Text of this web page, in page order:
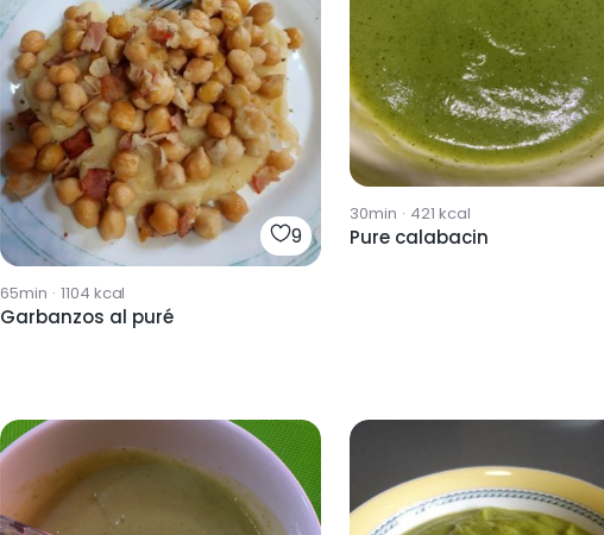
9
65min · 1104 kcal
Garbanzos al puré
30min · 421 kcal
Pure calabacin